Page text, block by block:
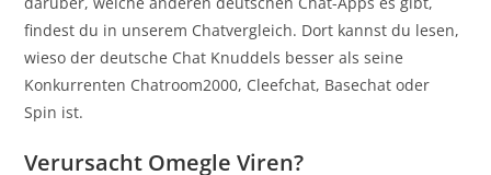
findest du in unserem Chatvergleich. Dort kannst du lesen,
wieso der deutsche Chat Knuddels besser als seine
Konkurrenten Chatroom2000, Cleefchat, Basechat oder
Spin ist.
Verursacht Omegle Viren?